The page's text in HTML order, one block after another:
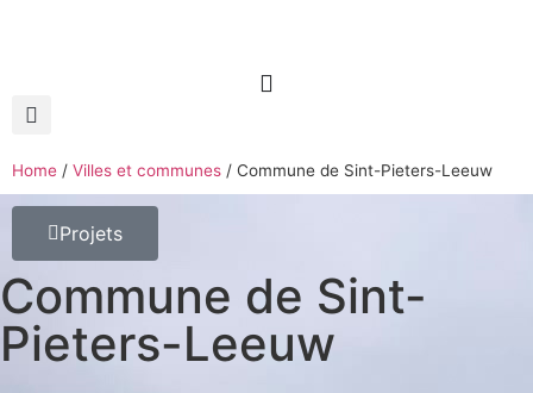
Home / Villes et communes / Commune de Sint-Pieters-Leeuw
Projets
Commune de Sint-
Pieters-Leeuw